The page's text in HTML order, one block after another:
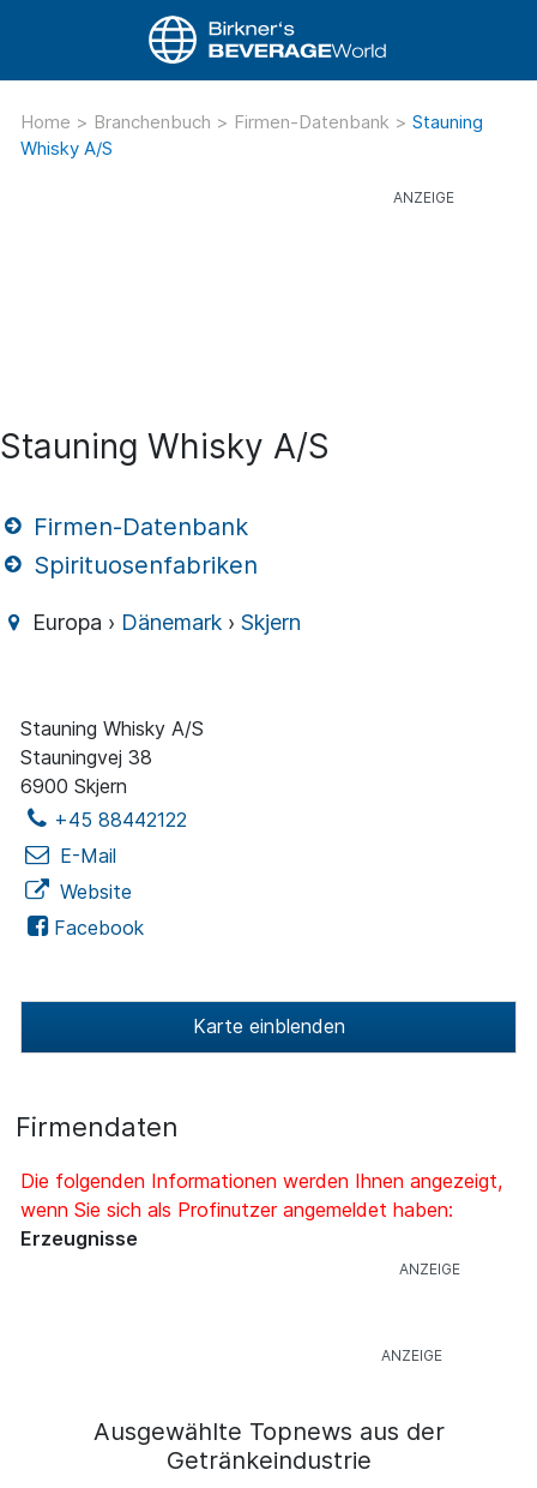
Home > Branchenbuch > Firmen-Datenbank > Stauning
Whisky A/S
Stauning Whisky A/S
Firmen-Datenbank
Spirituosenfabriken
Europa › Dänemark ›Skjern
Stauning Whisky A/S
Stauningvej 38
6900 Skjern
+45 88442122
E-Mail
Website
Facebook
Karte einblenden
Firmendaten
Die folgenden Informationen werden Ihnen angezeigt,
wenn Sie sich als Profinutzer angemeldet haben:
Erzeugnisse
Ausgewählte Topnews aus der
Getränkeindustrie